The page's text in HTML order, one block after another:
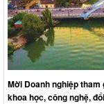
Mời Doanh nghiệp
khoa học, công nghệ,